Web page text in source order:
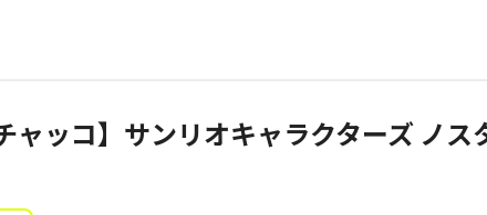
ャッコ】サンリオキャラクターズ ノス